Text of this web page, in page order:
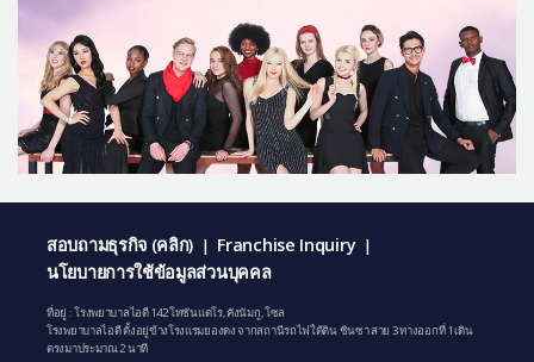
สอบถามธุรกิจ (คลิก) | Franchise Inquiry |
นโยบายการใช้ข้อมูลส่วนบุคคล
ที่อยู่ : โรงพยาบาลไอดี 142 โทซันแดโร, คังนัมกู, โซล
โรงพยาบาลไอดี ตั้งอยู่ข้างโรงแรมยองดง จากสถานีรถไฟใต้ดิน ชินซา สาย 3 ทางออกที่ 1 เดิน
ตรงมาประมาณ 2 นาที